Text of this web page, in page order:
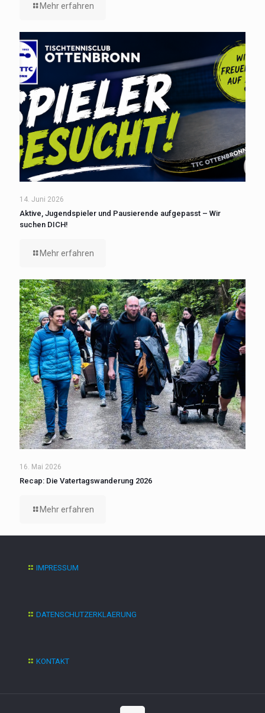
Mehr erfahren
14. Juni 2026
Aktive, Jugendspieler und Pausierende aufgepasst – Wir
suchen DICH!
Mehr erfahren
16. Mai 2026
Recap: Die Vatertagswanderung 2026
Mehr erfahren
IMPRESSUM
DATENSCHUTZERKLAERUNG
KONTAKT